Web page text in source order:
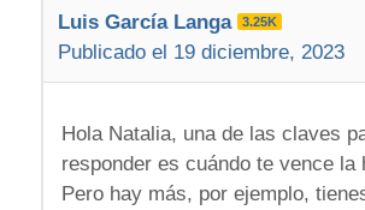
Luis García Langa 3.25K
Publicado el 19 diciembre, 2023
Hola Natalia, una de las claves
responder es cuándo te vence la
Pero hay más, por ejemplo,